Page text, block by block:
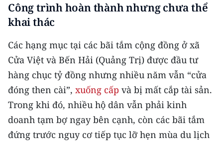
TRI THỨC CHUYÊN SÂU
CHƯƠNG TRÌNH OCOP - MỖI XÃ
MỘT SẢN PHẨM
RADIO
MEDIA CENTER
Công trình hoàn thành nhưng chưa thể
khai thác
Các hạng mục tại các bãi tắm cộng đồng ở xã
Cửa Việt và Bến Hải (Quảng Trị) được đầu tư
hàng chục tỷ đồng nhưng nhiều năm vẫn “cửa
đóng then cài”, xuống cấp và bị mất cắp tài sản.
Trong khi đó, nhiều hộ dân vẫn phải kinh
doanh tạm bợ ngay bên cạnh, còn các bãi tắm
đứng trước nguy cơ tiếp tục lỡ hẹn mùa du lịch